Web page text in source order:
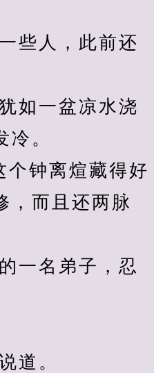
人，此前还
一盆凉水浇
冷。
钟离煊藏得好
，而且还两脉
名弟子，忍
道。